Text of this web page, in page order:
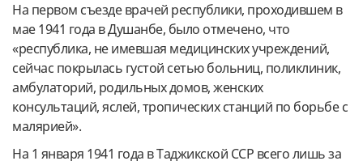
На первом съезде врачей республики, проходившем в
мае 1941 года в Душанбе, было отмечено, что
«республика, не имевшая медицинских учреждений,
сейчас покрылась густой сетью больниц, поликлиник,
амбулаторий, родильных домов, женских
консультаций, яслей, тропических станций по борьбе с
малярией».
На 1 января 1941 года в Таджикской ССР всего лишь за